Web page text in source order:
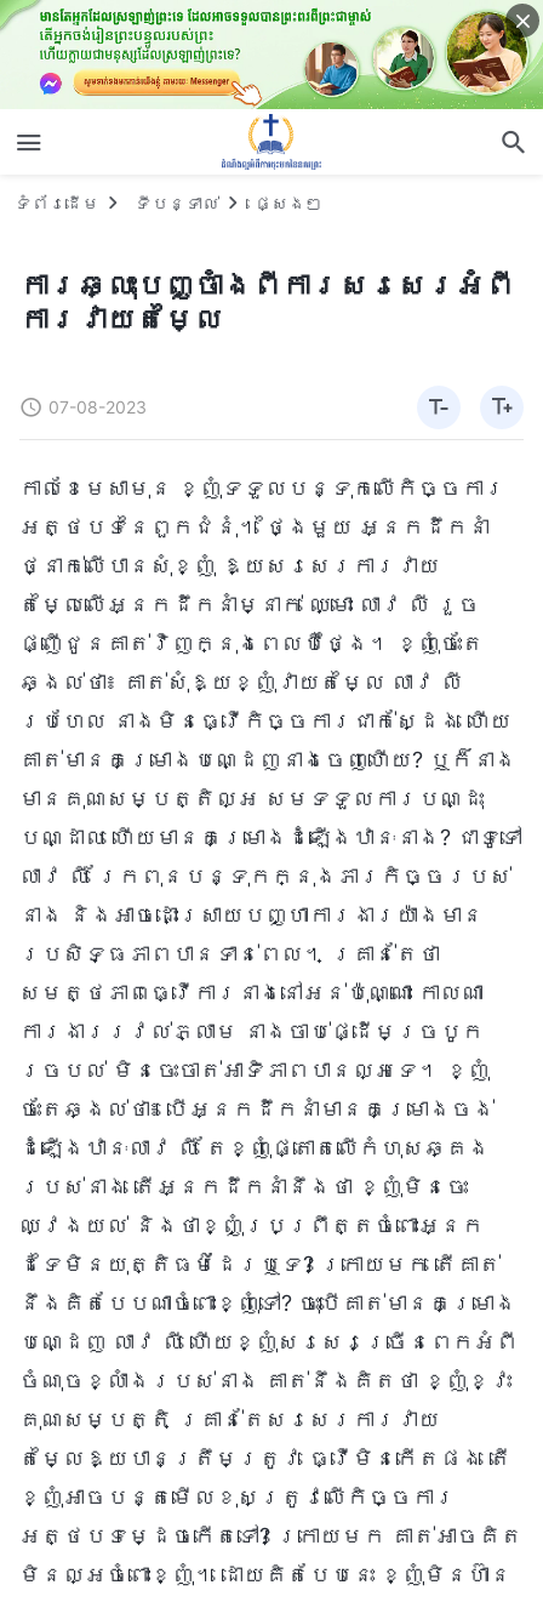
ទំព័រ​ដើម ទីបន្ទាល់ ផ្សេងៗ
ការឆ្លុះបញ្ចាំងពីការសរសេរអំពី
ការវាយតម្លៃ
07-08-2023
កាលខែមេសាមុន ខ្ញុំទទួលបន្ទុកលើកិច្ចការ
អត្ថបទនៃពួកជំនុំ។ ថ្ងៃមួយ អ្នកដឹកនាំ
ថ្នាក់លើបានសុំខ្ញុំ ឱ្យសរសេរការវាយ
តម្លៃលើអ្នកដឹកនាំម្នាក់ ឈ្មោះ លាវ លី រួច
ផ្ញើជូនគាត់វិញក្នុងពេលបីថ្ងៃ។ ខ្ញុំចេះតែ
ឆ្ងល់ថា៖ គាត់សុំឱ្យខ្ញុំវាយតម្លៃ លាវ លី
ប្រហែល នាងមិនធ្វើកិច្ចការជាក់ស្ដែង ហើយ
គាត់មានគម្រោងបណ្ដេញនាងចេញហើយ? ឬក៏នាង
មានគុណសម្បត្តិល្អ សមទទួលការបណ្ដុះ
បណ្ដាល ហើយមានគម្រោងដំឡើងឋានៈនាង? ជាទូទៅ
លាវ លី រែកពុនបន្ទុកក្នុងភារកិច្ចរបស់
នាង និងអាចដោះស្រាយបញ្ហាការងារយ៉ាងមាន
ប្រសិទ្ធភាពបានទាន់ពេល។ គ្រាន់តែថា
សមត្ថភាពធ្វើការនាងនៅអន់ប៉ុណ្ណោះ កាលណា
ការងាររវល់ភ្លាម នាងចាប់ផ្ដើមច្របូក
ច្របល់ មិនចេះចាត់អាទិភាពបានល្អទេ។ ខ្ញុំ
ចេះតែឆ្ងល់ថា៖ បើអ្នកដឹកនាំមានគម្រោងចង់
ដំឡើងឋានៈលាវ លី តែខ្ញុំផ្តោតលើកំហុសឆ្គង
របស់នាង តើអ្នកដឹកនាំនឹងថា ខ្ញុំមិនចេះ
ឈ្វេងយល់ និងថាខ្ញុំប្រព្រឹត្តចំពោះអ្នក
ដទៃមិនយុត្តិធម៌ដែរឬទេ? ក្រោយមក តើគាត់
នឹងគិតបែបណាចំពោះខ្ញុំទៅ? ចុះបើគាត់មានគម្រោង
បណ្ដេញ លាវ លី ហើយខ្ញុំសរសេរច្រើនពេកអំពី
ចំណុចខ្លាំងរបស់នាង គាត់នឹងគិតថា ខ្ញុំខ្វះ
គុណសម្បត្តិ គ្រាន់តែសរសេរការវាយ
តម្លៃឱ្យបានត្រឹមត្រូវ ធ្វើមិនកើតផង តើ
ខ្ញុំអាចបន្តមើលខុសត្រូវលើកិច្ចការ
អត្ថបទម្ដេចកើតទៅ? ក្រោយមក គាត់អាចគិត
មិនល្អចំពោះខ្ញុំ។ ដោយគិតបែបនេះ ខ្ញុំមិនហ៊ាន